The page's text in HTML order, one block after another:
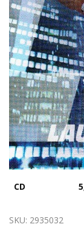
CD
SKU: 2935032